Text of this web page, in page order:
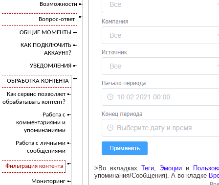
Возможности
Вопрос-ответ
ОБЩИЕ МОМЕНТЫ
КАК ПОДКЛЮЧИТЬ
АККАУНТ?
УВЕДОМЛЕНИЯ
ОБРАБОТКА КОНТЕНТА
Как сервис позволяет
обрабатывать контент?
Работа с
комментариями и
упоминаниями
Работа с личными
сообщениями
Фильтрация контента
Мониторинг
>Во вкладках Теги, Эмоции и
упоминания/Сообщения). А во кладке